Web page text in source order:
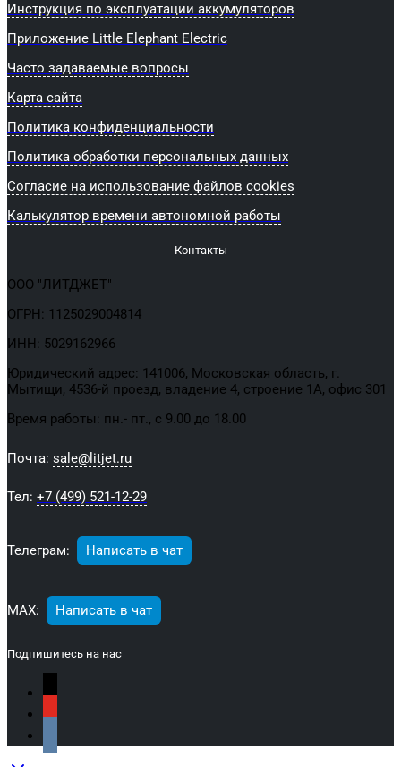
Инструкция по эксплуатации аккумуляторов
Приложение Little Elephant Electric
Часто задаваемые вопросы
Карта сайта
Политика конфиденциальности
Политика обработки персональных данных
Согласие на использование файлов cookies
Калькулятор времени автономной работы
Контакты
ООО "ЛИТДЖЕТ"
ОГРН: 1125029004814
ИНН: 5029162966
Юридический адрес: 141006, Московская область, г.
Мытищи, 4536-й проезд, владение 4, строение 1А, офис 301
Время работы: пн.- пт., с 9.00 до 18.00
Почта: sale@litjet.ru
Тел: +7 (499) 521-12-29
Телеграм: Написать в чат
МАХ: Написать в чат
Подпишитесь на нас